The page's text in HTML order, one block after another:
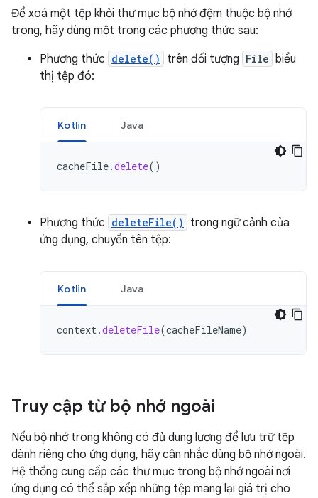
Để xoá một tệp khỏi thư mục bộ nhớ đệm thuộc bộ nhớ
trong, hãy dùng một trong các phương thức sau:
Phương thức delete() trên đối tượng File biểu
thị tệp đó:
Kotlin Java
cacheFile.delete()
Phương thức deleteFile()
trong ngữ cảnh của
ứng dụng, chuyển tên tệp:
Kotlin Java
context.deleteFile(cacheFileName)
Truy cập từ bộ nhớ ngoài
Nếu bộ nhớ trong không có đủ dung lượng để lưu trữ tệp
dành riêng cho ứng dụng, hãy cân nhắc dùng bộ nhớ ngoài.
Hệ thống cung cấp các thư mục trong bộ nhớ ngoài nơi
ứng dụng có thể sắp xếp những tệp mang lại giá trị cho